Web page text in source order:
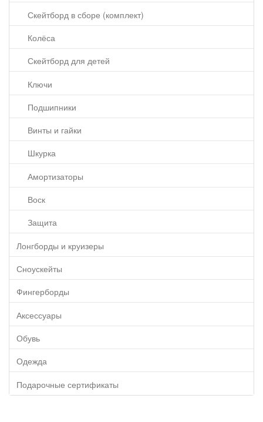
Скейтборд в сборе (комплект)
Колёса
Скейтборд для детей
Ключи
Подшипники
Винты и гайки
Шкурка
Амортизаторы
Воск
Защита
Лонгборды и круизеры
Сноускейты
Фингерборды
Аксессуары
Обувь
Одежда
Подарочные сертификаты